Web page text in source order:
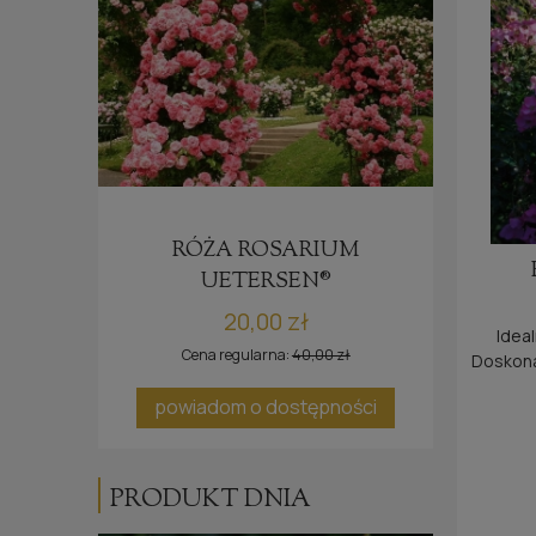
RÓŻA ROSARIUM
UETERSEN®
20,00 zł
Cena regularna:40,00 zł
powiadom o dostępności
PRODUKT DNIA